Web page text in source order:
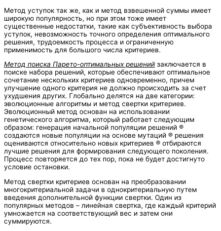
Метод уступок так же, как и метод взвешенной суммы имеет
широкую популярность, но при этом тоже имеет
существенные недостатки, такие как субъективность выбора
уступок, невозможность точного определения оптимального
решения, трудоемкость процесса и ограниченную
применимость для большого числа критериев.
Метод поиска Парето-оптимальных решений заключается в
поиске набора решений, которые обеспечивают оптимальное
сочетание нескольких критериев одновременно, причем
улучшение одного критерия не должно происходить за счет
ухудшения других. Глобально делятся на две категории:
эволюционные алгоритмы и метод свертки критериев.
Эволюционный метод основан на использовании
генетического алгоритма, который работает следующим
образом: генерация начальной популяции решений ®
создаются новые популяции на основе мутаций ® решения
оцениваются относительно новых критериев ® отбираются
лучшие решения для формирования следующего поколения.
Процесс повторяется до тех пор, пока не будет достигнуто
условие остановки.
Метод свертки критериев основан на преобразовании
многокритериальной задачи в однокритериальную путем
введения дополнительной функции свертки. Один из
популярных методов – линейная свертка, где каждый критерий
умножается на соответствующий вес и затем они
суммируются.